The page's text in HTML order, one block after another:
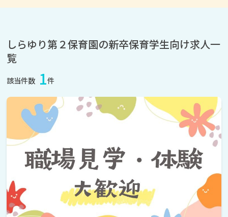
しらゆり第２保育園の新卒保育学生向け求人一
覧
該当件数 1件